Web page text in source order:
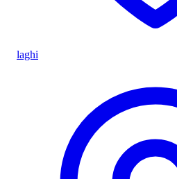
laghi